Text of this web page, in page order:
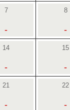
7
-
8
-
14
-
15
-
21
-
22
-